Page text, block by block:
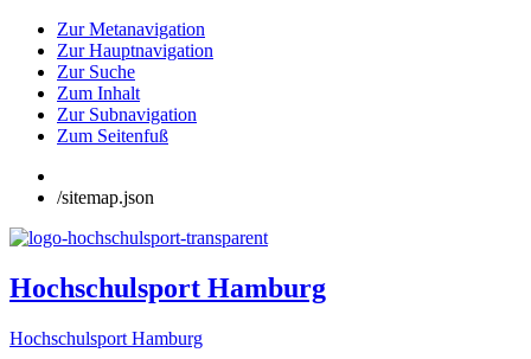
Zur Metanavigation
Zur Hauptnavigation
Zur Suche
Zum Inhalt
Zur Subnavigation
Zum Seitenfuß
/sitemap.json
Hochschulsport Hamburg
Hochschulsport Hamburg